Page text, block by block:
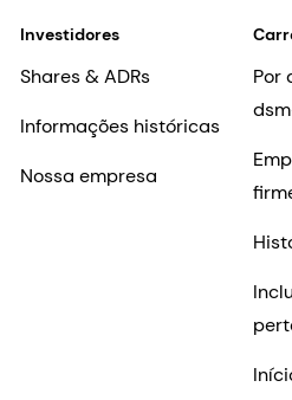
Investidores
Shares & ADRs
Informações históricas
Nossa empresa
Por